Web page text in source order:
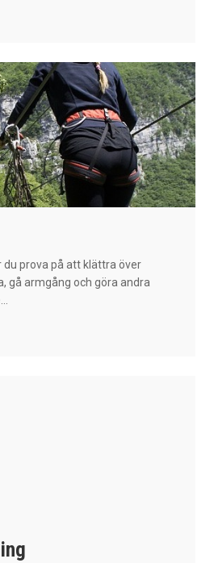
du prova på att klättra över
gå armgång och göra andra